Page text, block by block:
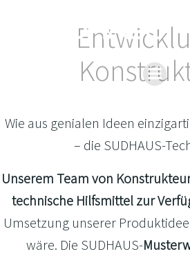
Inhalt
springen
Wie aus genialen Ideen
– die SUDHAUS-
Unserem Team von
technische Hilfsmittel zur
Umsetzung unserer
wäre. Die SUDHAUS-